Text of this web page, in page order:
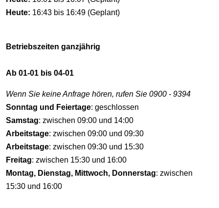
Heute: 16:43 bis 16:49 (Geplant)
Betriebszeiten ganzjährig
Ab 01-01 bis 04-01
Wenn Sie keine Anfrage hören, rufen Sie 0900 - 9394
Sonntag und Feiertage: geschlossen
Samstag: zwischen 09:00 und 14:00
Arbeitstage: zwischen 09:00 und 09:30
Arbeitstage: zwischen 09:30 und 15:30
Freitag: zwischen 15:30 und 16:00
Montag, Dienstag, Mittwoch, Donnerstag: zwischen
15:30 und 16:00